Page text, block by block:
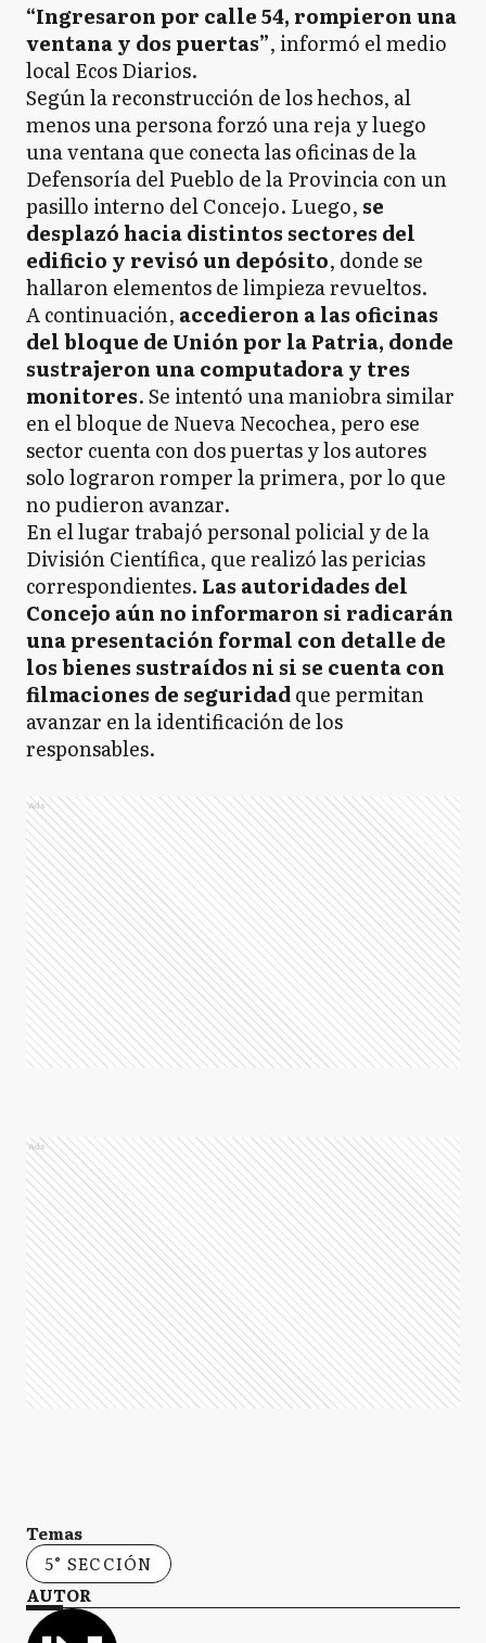
“Ingresaron por calle 54, rompieron una
ventana y dos puertas”, informó el medio
local Ecos Diarios.
Según la reconstrucción de los hechos, al
menos una persona forzó una reja y luego
una ventana que conecta las oficinas de la
Defensoría del Pueblo de la Provincia con un
pasillo interno del Concejo. Luego, se
desplazó hacia distintos sectores del
edificio y revisó un depósito, donde se
hallaron elementos de limpieza revueltos.
A continuación, accedieron a las oficinas
del bloque de Unión por la Patria, donde
sustrajeron una computadora y tres
monitores. Se intentó una maniobra similar
en el bloque de Nueva Necochea, pero ese
sector cuenta con dos puertas y los autores
solo lograron romper la primera, por lo que
no pudieron avanzar.
En el lugar trabajó personal policial y de la
División Científica, que realizó las pericias
correspondientes. Las autoridades del
Concejo aún no informaron si radicarán
una presentación formal con detalle de
los bienes sustraídos ni si se cuenta con
filmaciones de seguridadque permitan
avanzar en la identificación de los
responsables.
Ads
Ads
Temas
5° SECCIÓN
AUTOR